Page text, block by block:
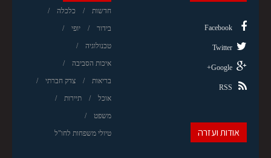
חדשות כלכלה
בידור יופי
טכנולוגיה
איכות הסביבה
בריאות צדק חברתי
אוכל תיירות
משפט
טיולי משפחות לחו"ל
Facebook
Twitter
Google+
RSS
אודות ועזרה